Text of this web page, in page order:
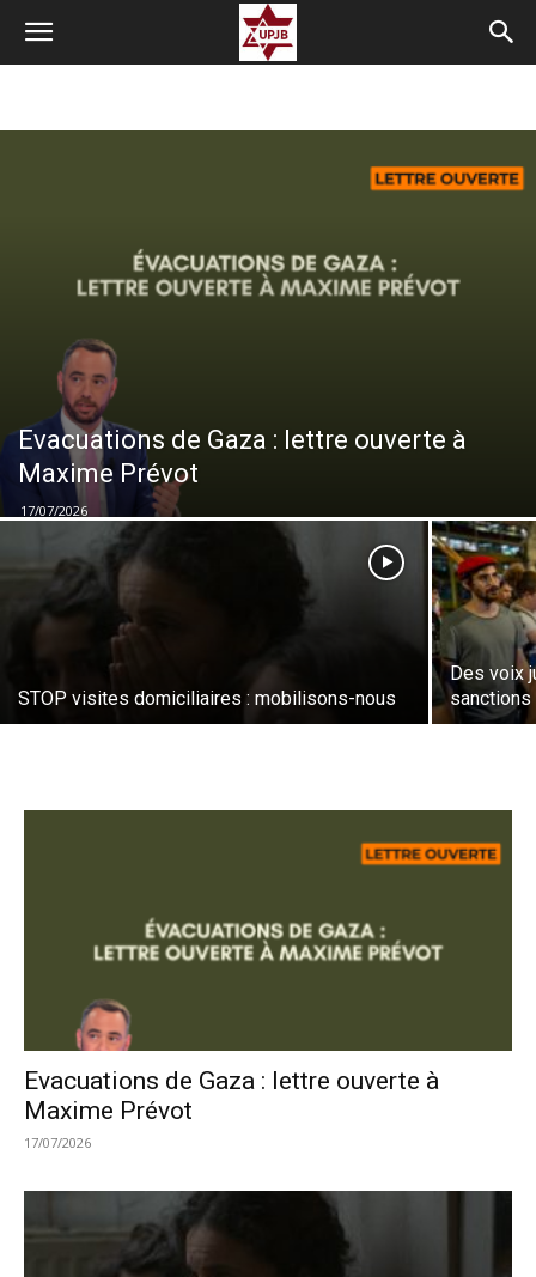
Evacuations de Gaza : lettre ouverte à
Maxime Prévot
17/07/2026
STOP visites domiciliaires : mobilisons-nous
Des voix
Evacuations de Gaza : lettre ouverte à
Maxime Prévot
17/07/2026